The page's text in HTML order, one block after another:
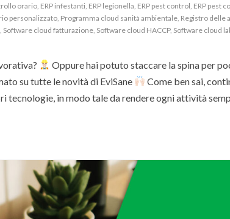
orario ERP infestanti ERP legionella ERP pest control ERP pest
personalizzato Programma cloud sanità ambientale Registro delle
Software cloud fatturazione Software cloud HACCP, Software cloud
Oppure hai potuto staccare la spina per
su tutte le novità di EviSane
Come ben sai,
tecnologie, in modo tale da rendere ogni attività